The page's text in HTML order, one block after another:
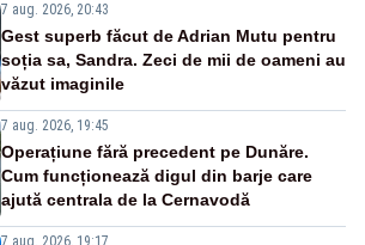
7 aug. 2026, 20:43
Gest superb făcut de Adrian Mutu pentru
soția sa, Sandra. Zeci de mii de oameni au
văzut imaginile
7 aug. 2026, 19:45
Operațiune fără precedent pe Dunăre.
Cum funcționează digul din barje care
ajută centrala de la Cernavodă
7 aug. 2026, 19:17